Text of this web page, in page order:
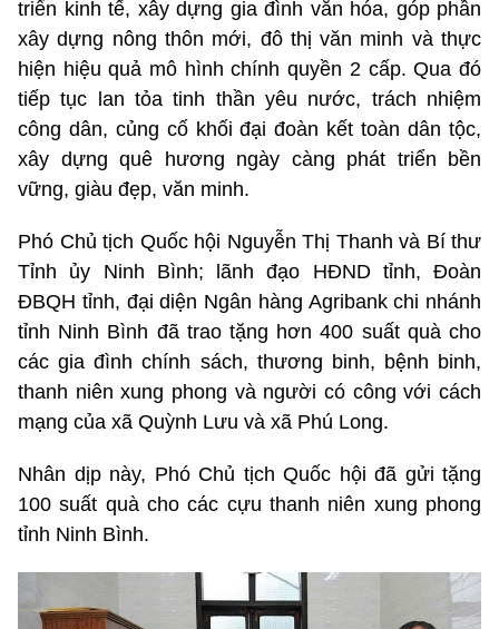
triển kinh tế, xây dựng gia đình văn hóa, góp phần
xây dựng nông thôn mới, đô thị văn minh và thực
hiện hiệu quả mô hình chính quyền 2 cấp. Qua đó
tiếp tục lan tỏa tinh thần yêu nước, trách nhiệm
công dân, củng cố khối đại đoàn kết toàn dân tộc,
xây dựng quê hương ngày càng phát triển bền
vững, giàu đẹp, văn minh.
Phó Chủ tịch Quốc hội Nguyễn Thị Thanh và Bí thư
Tỉnh ủy Ninh Bình; lãnh đạo HĐND tỉnh, Đoàn
ĐBQH tỉnh, đại diện Ngân hàng Agribank chi nhánh
tỉnh Ninh Bình đã trao tặng hơn 400 suất quà cho
các gia đình chính sách, thương binh, bệnh binh,
thanh niên xung phong và người có công với cách
mạng của xã Quỳnh Lưu và xã Phú Long.
Nhân dịp này, Phó Chủ tịch Quốc hội đã gửi tặng
100 suất quà cho các cựu thanh niên xung phong
tỉnh Ninh Bình.